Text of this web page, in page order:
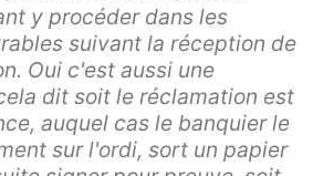
y procéder dans les
suivant la réception de
Oui c'est aussi une
dit soit le réclamation est
auquel cas le banquier le
sur l'ordi, sort un papier